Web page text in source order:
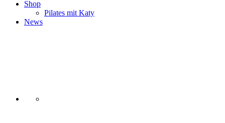
Shop
Pilates mit Katy
News